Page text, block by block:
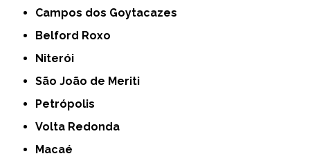
Campos dos Goytacazes
Belford Roxo
Niterói
São João de Meriti
Petrópolis
Volta Redonda
Macaé